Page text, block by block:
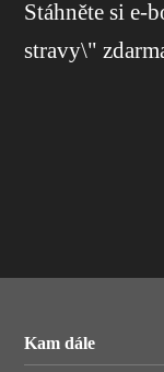
Stáhněte si
stravy\"
Kam dále